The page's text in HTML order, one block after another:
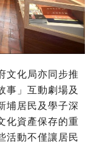
文化局亦同步推
事」互動劇場及
埔居民及學子深
化資產保存的重
活動不僅讓居民